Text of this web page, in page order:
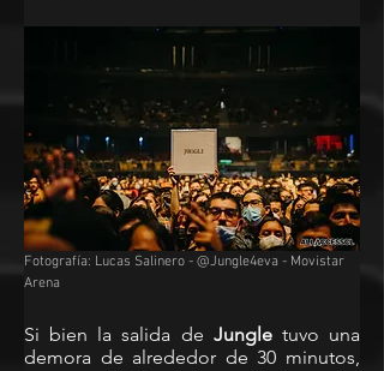
Fotografía: Lucas Salinero - @Jungle4eva - Movistar
Arena
Si bien la salida de Jungle tuvo una
demora de alrededor de 30 minutos,